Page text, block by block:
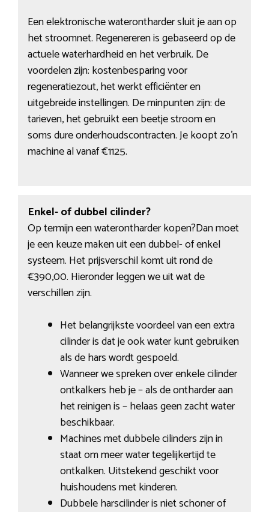
Een elektronische waterontharder sluit je aan op
het stroomnet. Regenereren is gebaseerd op de
actuele waterhardheid en het verbruik. De
voordelen zijn: kostenbesparing voor
regeneratiezout, het werkt efficiënter en
uitgebreide instellingen. De minpunten zijn: de
tarieven, het gebruikt een beetje stroom en
soms dure onderhoudscontracten. Je koopt zo’n
machine al vanaf €1125.
Enkel- of dubbel cilinder?
Op termijn een waterontharder kopen?Dan moet
je een keuze maken uit een dubbel- of enkel
systeem. Het prijsverschil komt uit rond de
€390,00. Hieronder leggen we uit wat de
verschillen zijn.
Het belangrijkste voordeel van een extra
cilinder is dat je ook water kunt gebruiken
als de hars wordt gespoeld.
Wanneer we spreken over enkele cilinder
ontkalkers heb je – als de ontharder aan
het reinigen is – helaas geen zacht water
beschikbaar.
Machines met dubbele cilinders zijn in
staat om meer water tegelijkertijd te
ontkalken. Uitstekend geschikt voor
huishoudens met kinderen.
Dubbele harscilinder is niet schoner of